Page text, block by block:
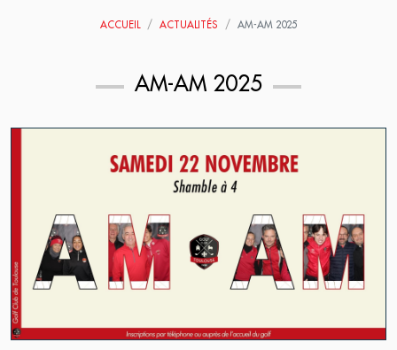
ACCUEIL ACTUALITÉS AM-AM 2025
AM-AM 2025